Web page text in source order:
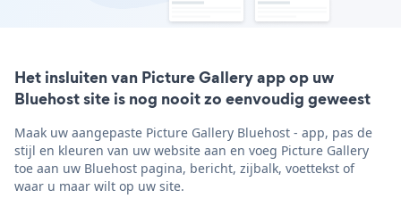
Het insluiten van Picture Gallery app op uw
Bluehost site is nog nooit zo eenvoudig geweest
Maak uw aangepaste Picture Gallery Bluehost - app, pas de
stijl en kleuren van uw website aan en voeg Picture Gallery
toe aan uw Bluehost pagina, bericht, zijbalk, voettekst of
waar u maar wilt op uw site.